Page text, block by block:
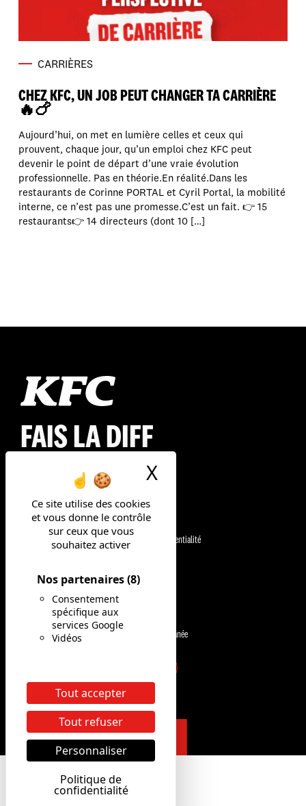
Ce site utilise des cookies
et vous donne le contrôle
sur ceux que vous
souhaitez activer
Nos partenaires(8)
Consentement
spécifique aux
services Google
Vidéos
Tout accepter
Tout refuser
Personnaliser
Politique de
confidentialité
X
CARRIÈRES
CHEZ KFC, UN JOB PEUT CHANGER TA CARRIÈRE
🔥🍗
Aujourd’hui, on met en lumière celles et ceux qui
prouvent, chaque jour, qu’un emploi chez KFC peut
devenir le point de départ d’une vraie évolution
professionnelle. Pas en théorie.En réalité.Dans les
restaurants de Corinne PORTAL et Cyril Portal, la mobilité
interne, ce n’est pas une promesse.C’est un fait. 👉 15
restaurants👉 14 directeurs (dont 10 […]
FAIS LA DIFF
NOS MÉTIERS
NOS OFFRES
NOS ENGAGEMENTS
ACTUALITÉS
Mentions légales
Politique de confidentialité
Site corporate KFC
Candidature spontanée